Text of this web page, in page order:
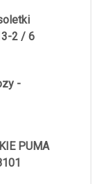
2 / 6
-
PUMA